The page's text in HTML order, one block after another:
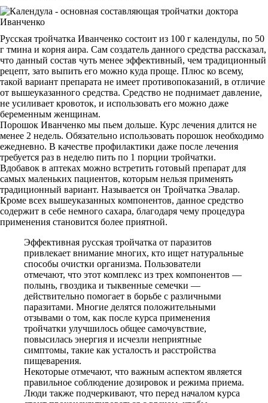
Русская тройчатка Иванченко состоит из 100 г календулы, по 50
г тмина и корня аира. Сам создатель данного средства рассказал,
что данный состав чуть менее эффективный, чем традиционный
рецепт, зато выпить его можно куда проще. Плюс ко всему,
такой вариант препарата не имеет противопоказаний, в отличие
от вышеуказанного средства. Средство не поднимает давление,
не усиливает кровоток, и использовать его можно даже
беременным женщинам.
Порошок Иванченко мы пьем дольше. Курс лечения длится не
менее 2 недель. Обязательно использовать порошок необходимо
ежедневно. В качестве профилактики даже после лечения
требуется раз в неделю пить по 1 порции тройчатки.
Вдобавок в аптеках можно встретить готовый препарат для
самых маленьких пациентов, которым нельзя применять
традиционный вариант. Называется он Тройчатка Эвалар.
Кроме всех вышеуказанных компонентов, данное средство
содержит в себе немного сахара, благодаря чему процедура
применения становится более приятной.
Эффективная русская тройчатка от паразитов
привлекает внимание многих, кто ищет натуральные
способы очистки организма. Пользователи
отмечают, что этот комплекс из трех компонентов —
полынь, гвоздика и тыквенные семечки —
действительно помогает в борьбе с различными
паразитами. Многие делятся положительными
отзывами о том, как после курса применения
тройчатки улучшилось общее самочувствие,
повысилась энергия и исчезли неприятные
симптомы, такие как усталость и расстройства
пищеварения.
Некоторые отмечают, что важным аспектом является
правильное соблюдение дозировок и режима приема.
Люди также подчеркивают, что перед началом курса